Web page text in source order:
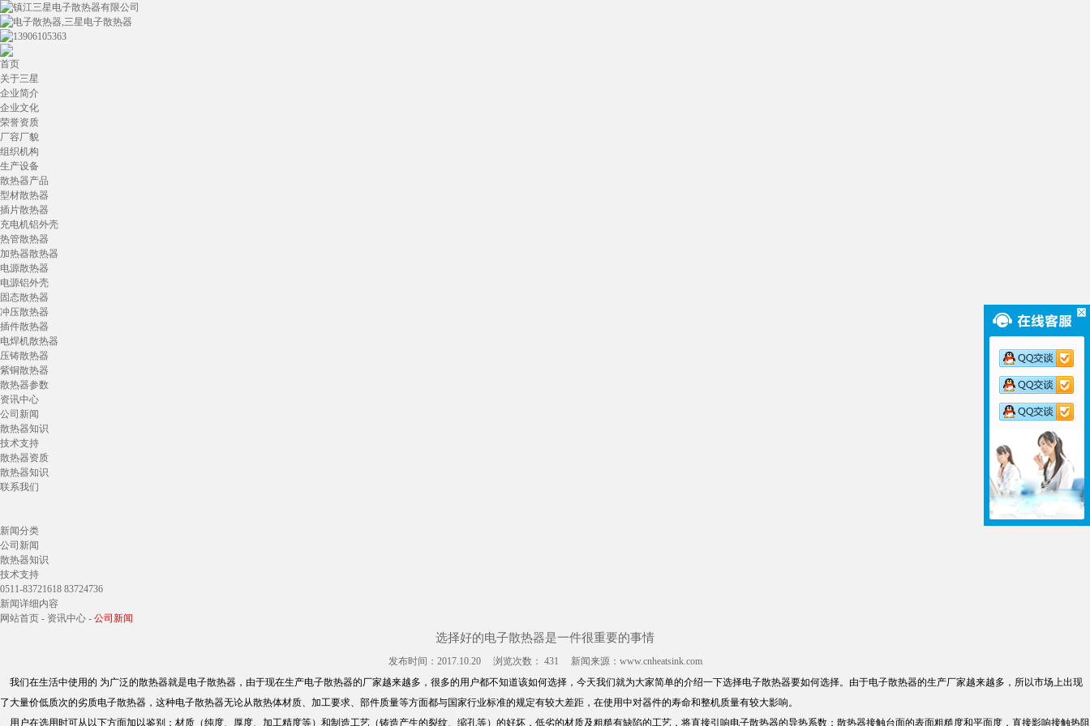
首页
关于三星
企业简介
企业文化
荣誉资质
厂容厂貌
组织机构
生产设备
散热器产品
型材散热器
插片散热器
充电机铝外壳
热管散热器
加热器散热器
电源散热器
电源铝外壳
固态散热器
冲压散热器
插件散热器
电焊机散热器
压铸散热器
紫铜散热器
散热器参数
资讯中心
公司新闻
散热器知识
技术支持
散热器资质
散热器知识
联系我们
新闻分类
公司新闻
散热器知识
技术支持
0511-83721618 83724736
新闻详细内容
网站首页 - 资讯中心 - 公司新闻
选择好的电子散热器是一件很重要的事情
发布时间： 2017.10.20浏览次数： 431
新闻来源：www.cnheatsink.com
我们在生活中使用的 为广泛的散热器就是电子散热器，由于现在生产电子散热器的厂家越来越多，很多的用户都不知道该如何选择，今天我们就为大家简单的介绍一下选择电子散热器要如何选择。由于电子散热器的生产厂家越来越多，所以市场上出现
了大量价低质次的劣质电子散热器，这种电子散热器无论从散热体材质、加工要求、部件质量等方面都与国家行业标准的规定有较大差距，在使用中对器件的寿命和整机质量有较大影响。
用户在选用时可从以下方面加以鉴别：材质（纯度、厚度、加工精度等）和制造工艺（铸造产生的裂纹、缩孔等）的好坏，低劣的材质及粗糙有缺陷的工艺，将直接引响电子散热器的导热系数；散热器接触台面的表面粗糙度和平面度，直接影响接触热阻